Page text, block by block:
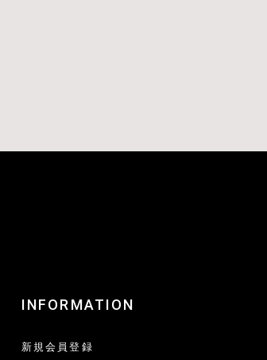
INFORMATION
新規会員登録